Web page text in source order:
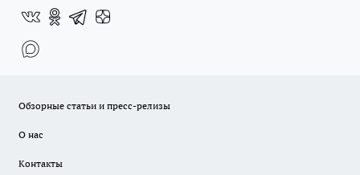
Обзорные статьи и пресс-релизы
О нас
Контакты